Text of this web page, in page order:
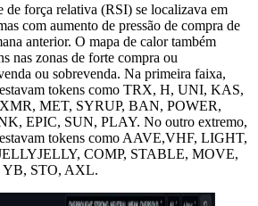
de força relativa (RSI) se localizava em
com aumento de pressão de compra de
anterior. O mapa de calor também
nas zonas de forte compra ou
ou sobrevenda. Na primeira faixa,
tokens como TRX, H, UNI, KAS,
MET, SYRUP, BAN, POWER,
EPIC, SUN, PLAY. No outro extremo,
tokens como AAVE,VHF, LIGHT,
COMP, STABLE, MOVE,
YB, STO, AXL.